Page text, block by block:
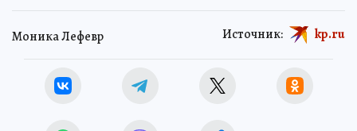
Моника Лефевр Источник: kp.ru